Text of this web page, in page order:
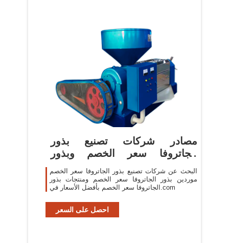
مصادر شركات تصنيع بذور
الجاتروفا سعر الخصم وبذور
البحث عن شركات تصنيع بذور الجاتروفا سعر الخصم
موردين بذور الجاتروفا سعر الخصم ومنتجات بذور
الجاتروفا سعر الخصم بأفضل الأسعار في.com
احصل على السعر